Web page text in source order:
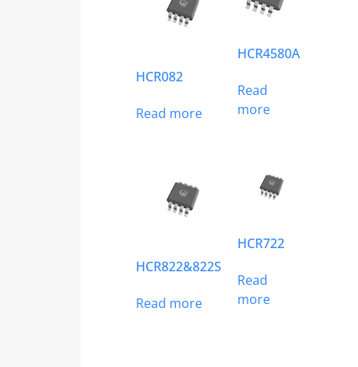
HCR082
Read more
HCR4580A
Read
more
HCR822&822S
Read more
HCR722
Read
more